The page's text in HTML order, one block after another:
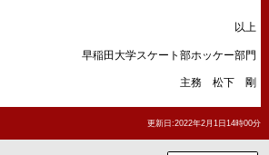
以上
早稲田大学スケート部ホッケー部門
主務 松下 剛
更新日:2022年2月1日14時00分